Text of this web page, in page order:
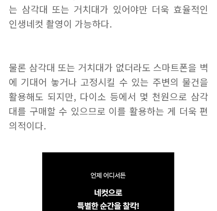
는 삼각대 또는 거치대가 있어야만 더욱 효율적인
인생네컷 촬영이 가능하다.
물론 삼각대 또는 거치대가 없더라도 스마트폰을 벽
에 기대어 놓거나 고정시킬 수 있는 주변의 물건을
활용해도 되지만, 다이소 등에서 몇 천원으로 삼각
대를 구매할 수 있으므로 이를 활용하는 게 더욱 편
의적이다.